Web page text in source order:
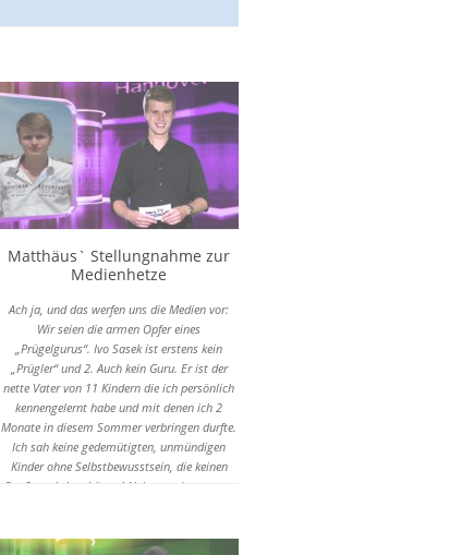
Matthäus` Stellungnahme zur
Medienhetze
Ach ja, und das werfen uns die Medien vor:
Wir seien die armen Opfer eines
„Prügelgurus“. Ivo Sasek ist erstens kein
„Prügler“ und 2. Auch kein Guru. Er ist der
nette Vater von 11 Kindern die ich persönlich
kennengelernt habe und mit denen ich 2
Monate in diesem Sommer verbringen durfte.
Ich sah keine gedemütigten, unmündigen
Kinder ohne Selbstbewusstsein, die keinen
Spaß am Leben hätten! Nein, sondern genau
die rücksichtsvollsten, sozialsten,